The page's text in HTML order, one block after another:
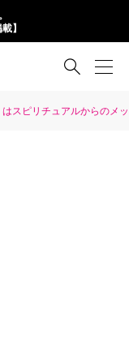
】

はスピリチュアルからのメ